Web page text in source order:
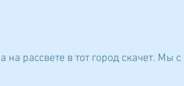
рассвете в тот город скачет. Мы с